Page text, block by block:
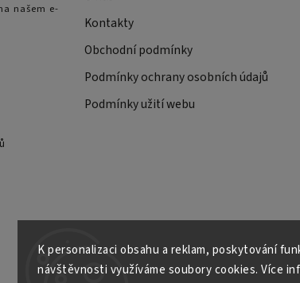
K personalizaci obsahu a reklam, poskytování
návštěvnosti využíváme soubory cookies. Více
našem e-
Kontakty
Obchodní podmínky
Podmínky ochrany osobních údajů
Podmínky užití webu
Copyright 2026